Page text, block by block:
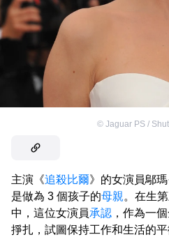
© Jaguar PS /
主演《追殺比爾》的女演員鄔
是做為 3 個孩子的母親。在生
中，這位女演員承認 ，作為一
掙扎，試圖保持工作和生活的